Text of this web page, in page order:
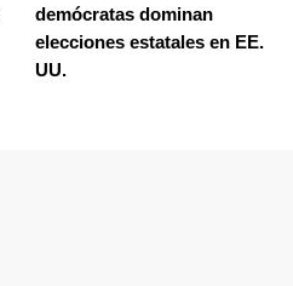
demócratas dominan
elecciones estatales en EE.
UU.